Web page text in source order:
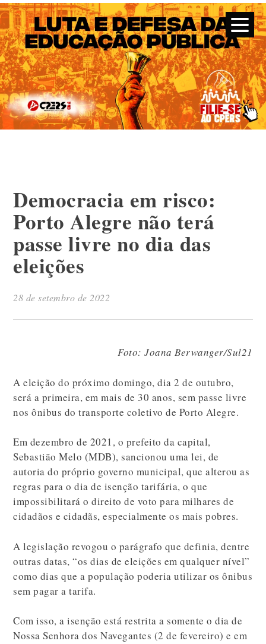
CPERS – Sindicato
CPERS – Sindicato dos Professores e Funcionários de escola
do Estado do Rio Grande do Sul
Democracia em risco:
Porto Alegre não terá
passe livre no dia das
eleições
28 de setembro de 2022
Foto: Joana Berwanger/Sul21
A eleição do próximo domingo, dia 2 de outubro,
será a primeira, em mais de 30 anos, sem passe livre
nos ônibus do transporte coletivo de Porto Alegre.
Em dezembro de 2021, o prefeito da capital,
Sebastião Melo (MDB), sancionou uma lei, de
autoria do próprio governo municipal, que alterou as
regras para o dia de isenção tarifária, o que
impossibilitará o direito de voto para milhares de
cidadãos e cidadãs, especialmente os mais pobres.
A legislação revogou o parágrafo que definia, dentre
outras datas, “os dias de eleições em qualquer nível”
como dias que a população poderia utilizar os ônibus
sem pagar a tarifa.
Com isso, a isenção está restrita a somente o dia de
Nossa Senhora dos Navegantes (2 de fevereiro) e em